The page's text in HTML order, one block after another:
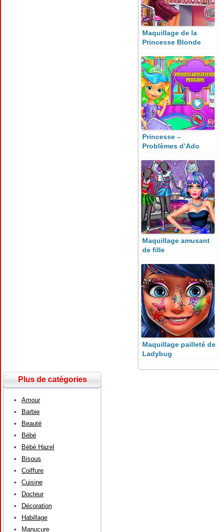
Maquillage de la
Princesse Blonde
Princesse –
Problèmes d’Ado
Maquillage amusant
de fille
Maquillage pailleté de
Ladybug
Plus de catégories
Amour
Barbie
Beauté
Bébé
Bébé Hazel
Bisous
Coiffure
Cuisine
Docteur
Décoration
Habillage
Manucure